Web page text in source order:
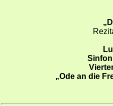
„Ode an die